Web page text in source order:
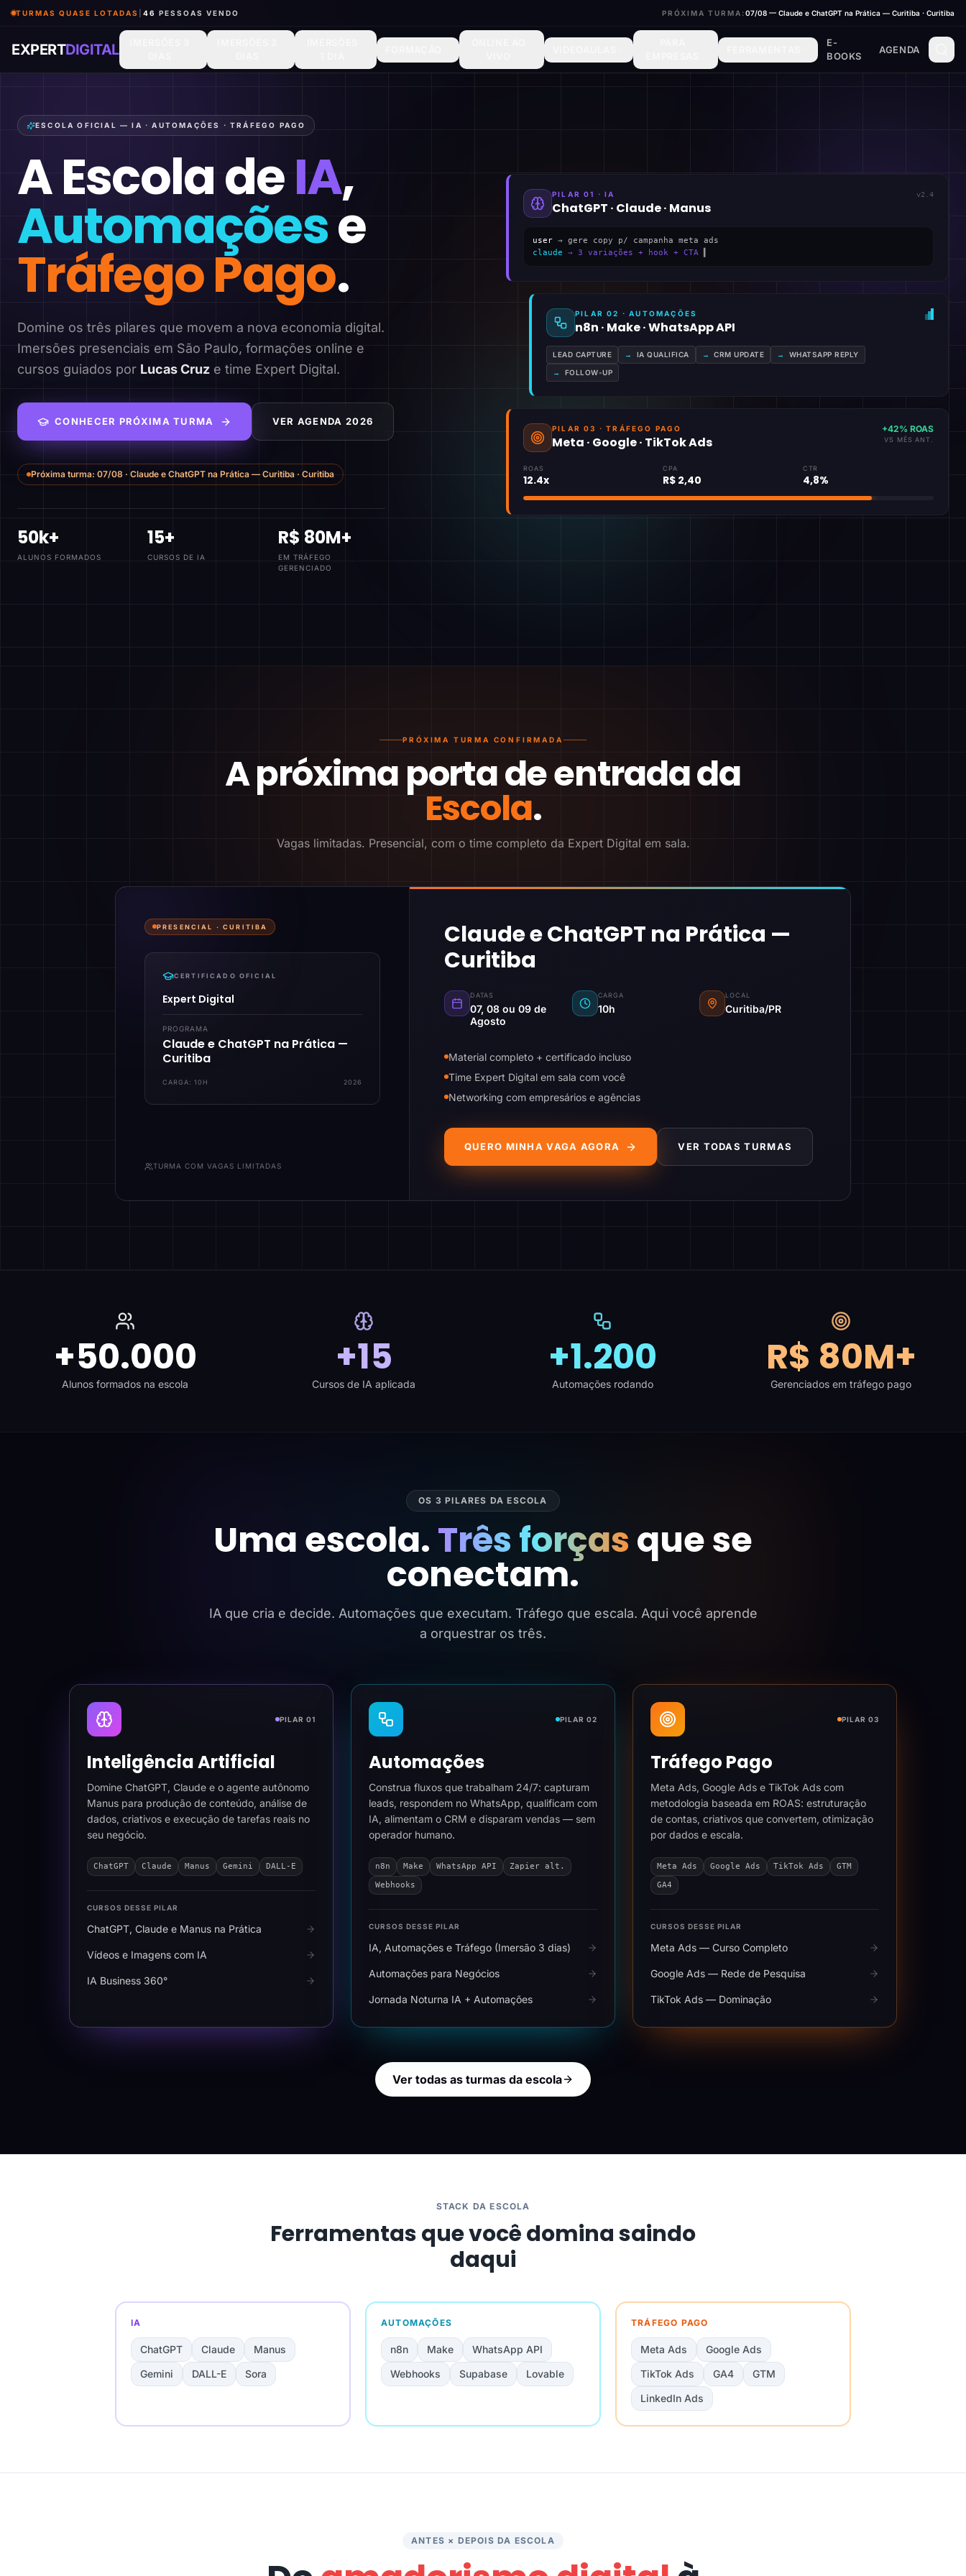
TURMAS QUASE LOTADAS 46 PESSOAS VENDO PRÓXIMA TURMA:07/08 — Claude e ChatGPT na Prática — Curitiba · Curitiba
EXPERTDIGITAL
E-
BOOKS
AGENDA
ESCOLA OFICIAL — IA · AUTOMAÇÕES · TRÁFEGO PAGO
A Escola deIA,
Automaçõese
Tráfego Pago.
Domine os três pilares que movem a nova economia digital.
Imersões presenciais em São Paulo, formações online e
cursos guiados por Lucas Cruz e time Expert Digital.
CONHECER PRÓXIMA TURMA VER AGENDA 2026
Próxima turma: 07/08 · Claude e ChatGPT na Prática — Curitiba · Curitiba
50k+
ALUNOS FORMADOS
15+
CURSOS DE IA
R$ 80M+
EM TRÁFEGO
GERENCIADO
PILAR 01 · IA
ChatGPT · Claude · Manus
v2.4
user → gere copy p/ campanha meta ads
claude → 3 variações + hook + CTA
PILAR 02 · AUTOMAÇÕES
n8n · Make · WhatsApp API
LEAD CAPTURE → IA QUALIFICA → CRM UPDATE → WHATSAPP REPLY
→ FOLLOW-UP
PILAR 03 · TRÁFEGO PAGO
Meta · Google · TikTok Ads
+42% ROAS
VS MÊS ANT.
ROAS
12.4x
CPA
R$ 2,40
CTR
4,8%
PRÓXIMA TURMA CONFIRMADA
A próxima porta de entrada da
Escola.
Vagas limitadas. Presencial, com o time completo da Expert Digital em sala.
PRESENCIAL ·CURITIBA
CERTIFICADO OFICIAL
Expert Digital
PROGRAMA
Claude e ChatGPT na Prática —
Curitiba
CARGA:10H 2026
TURMA COM VAGAS LIMITADAS
Claude e ChatGPT na Prática —
Curitiba
DATAS
07, 08 ou 09 de
Agosto
CARGA
10h
LOCAL
Curitiba/PR
Material completo + certificado incluso
Time Expert Digital em sala com você
Networking com empresários e agências
QUERO MINHA VAGA AGORA VER TODAS TURMAS
+50.000
Alunos formados na escola
+15
Cursos de IA aplicada
+1.200
Automações rodando
R$ 80M+
Gerenciados em tráfego pago
OS 3 PILARES DA ESCOLA
Uma escola.Três forçasque se
conectam.
IA que cria e decide. Automações que executam. Tráfego que escala. Aqui você aprende
a orquestrar os três.
PILAR 01
Inteligência Artificial
Domine ChatGPT, Claude e o agente autônomo
Manus para produção de conteúdo, análise de
dados, criativos e execução de tarefas reais no
seu negócio.
ChatGPT Claude Manus Gemini DALL-E
CURSOS DESSE PILAR
ChatGPT, Claude e Manus na Prática
Vídeos e Imagens com IA
IA Business 360°
PILAR 02
Automações
Construa fluxos que trabalham 24/7: capturam
leads, respondem no WhatsApp, qualificam com
IA, alimentam o CRM e disparam vendas — sem
operador humano.
n8n Make WhatsApp API
Zapier alt.
Webhooks
CURSOS DESSE PILAR
IA, Automações e Tráfego (Imersão 3 dias)
Automações para Negócios
Jornada Noturna IA + Automações
PILAR 03
Tráfego Pago
Meta Ads, Google Ads e TikTok Ads com
metodologia baseada em ROAS: estruturação
de contas, criativos que convertem, otimização
por dados e escala.
Meta Ads Google Ads TikTok Ads
GTM
GA4
CURSOS DESSE PILAR
Meta Ads — Curso Completo
Google Ads — Rede de Pesquisa
TikTok Ads — Dominação
Ver todas as turmas da escola
STACK DA ESCOLA
Ferramentas que você domina saindo
daqui
IA
ChatGPT Claude
Manus
Gemini
DALL-E Sora
AUTOMAÇÕES
n8n Make
WhatsApp API
Webhooks
Supabase Lovable
TRÁFEGO PAGO
Meta Ads
Google Ads
TikTok Ads
GA4
GTM
LinkedIn Ads
ANTES × DEPOIS DA ESCOLA